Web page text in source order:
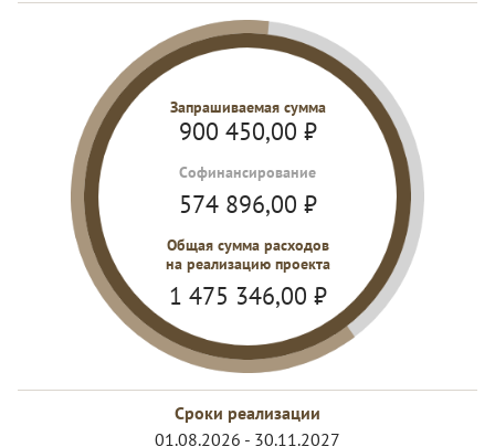
Запрашиваемая сумма
900 450,00 ₽
Cофинансирование
574 896,00 ₽
Общая сумма расходов
на реализацию проекта
1 475 346,00 ₽
Сроки реализации
01.08.2026 - 30.11.2027